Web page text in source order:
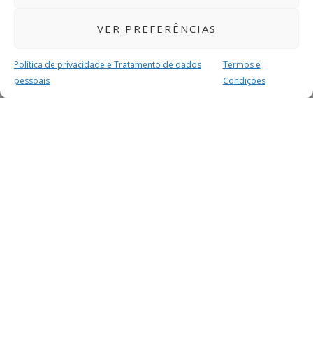
VER PREFERÊNCIAS
Política de privacidade e Tratamento de dados
pessoais
Termos e
Condições